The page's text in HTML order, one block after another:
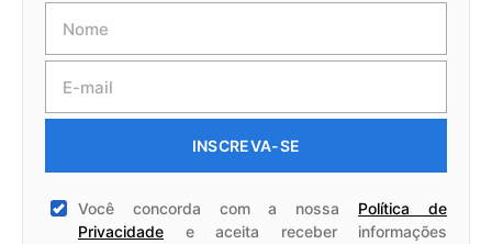
INSCREVA-SE
Você concorda com a nossa Política de
Privacidade e aceita receber informações